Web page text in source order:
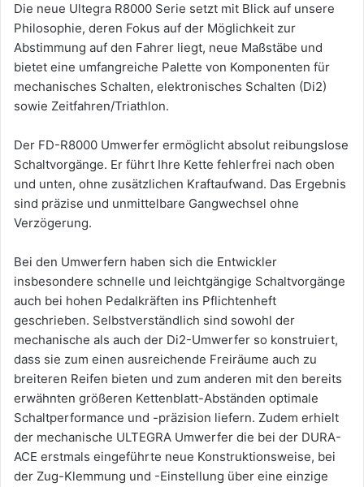
Die neue Ultegra R8000 Serie setzt mit Blick auf unsere
Philosophie, deren Fokus auf der Möglichkeit zur
Abstimmung auf den Fahrer liegt, neue Maßstäbe und
bietet eine umfangreiche Palette von Komponenten für
mechanisches Schalten, elektronisches Schalten (Di2)
sowie Zeitfahren/Triathlon.
Der FD-R8000 Umwerfer ermöglicht absolut reibungslose
Schaltvorgänge. Er führt Ihre Kette fehlerfrei nach oben
und unten, ohne zusätzlichen Kraftaufwand. Das Ergebnis
sind präzise und unmittelbare Gangwechsel ohne
Verzögerung.
Bei den Umwerfern haben sich die Entwickler
insbesondere schnelle und leichtgängige Schaltvorgänge
auch bei hohen Pedalkräften ins Pflichtenheft
geschrieben. Selbstverständlich sind sowohl der
mechanische als auch der Di2-Umwerfer so konstruiert,
dass sie zum einen ausreichende Freiräume auch zu
breiteren Reifen bieten und zum anderen mit den bereits
erwähnten größeren Kettenblatt-Abständen optimale
Schaltperformance und -präzision liefern. Zudem erhielt
der mechanische ULTEGRA Umwerfer die bei der DURA-
ACE erstmals eingeführte neue Konstruktionsweise, bei
der Zug-Klemmung und -Einstellung über eine einzige